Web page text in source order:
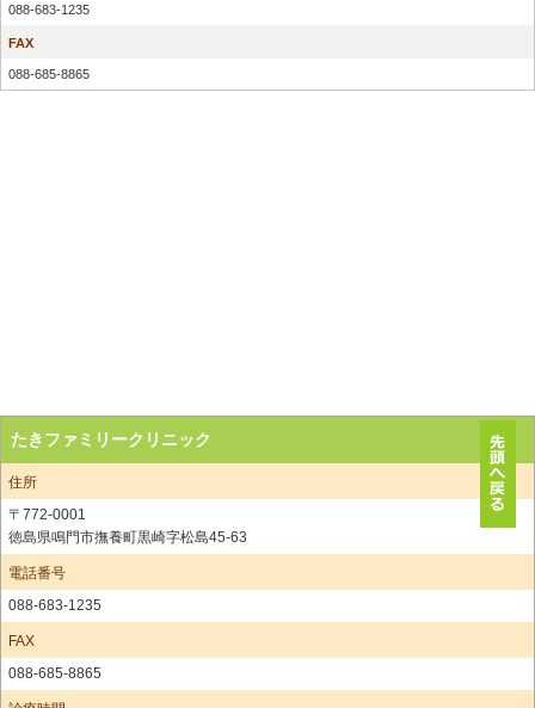
088-683-1235
FAX
088-685-8865
たきファミリークリニック
住所
〒772-0001
徳島県鳴門市撫養町黒崎字松島45-63
電話番号
088-683-1235
FAX
088-685-8865